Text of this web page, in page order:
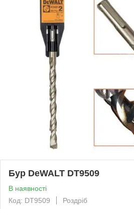
Бур DeWALT DT9509
В наявності
Код: DT9509
Роздріб